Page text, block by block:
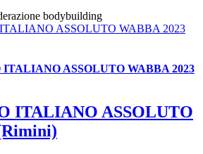
ASSOLUTO WABBA 2023
ASSOLUTO WABBA 2023
ITALIANO ASSOLUTO